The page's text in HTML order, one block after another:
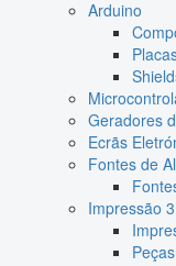
Arduino
Geradores
Ecrãs
Fontes de
Impressão